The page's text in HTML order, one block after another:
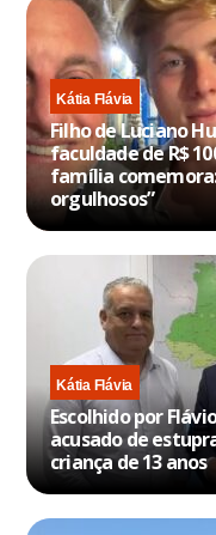
Kátia Flávia
Filho de Luciano
faculdade de R$
família comemora:
orgulhosos”
Kátia Flávia
Escolhido por
acusado de
criança de 13 anos